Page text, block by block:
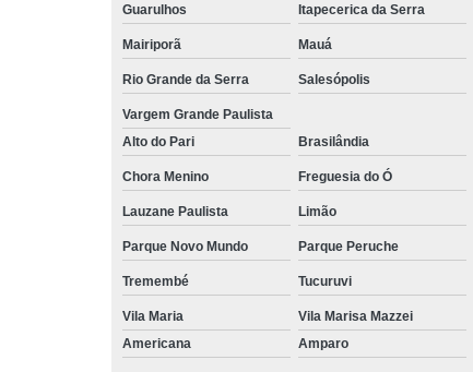
Guarulhos Itapecerica da Serra
Mairiporã Mauá
Rio Grande da Serra Salesópolis
Vargem Grande Paulista
Alto do Pari
Brasilândia
Chora Menino Freguesia do Ó
Lauzane Paulista Limão
Parque Novo Mundo Parque Peruche
Tremembé Tucuruvi
Vila Maria Vila Marisa Mazzei
Americana
Amparo